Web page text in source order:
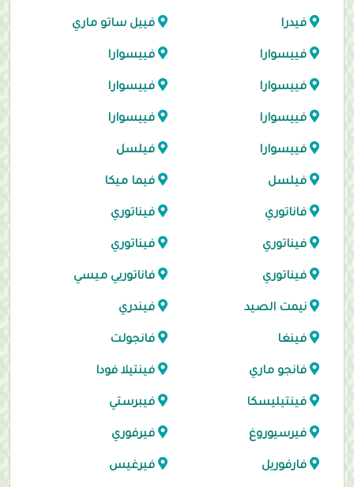
فيدرا فييل ساتو ماري
فييسوارا فييسوارا
فييسوارا فييسوارا
فييسوارا فييسوارا
فييسوارا فيلسل
فيلسل فيما ميكا
فاناتوري فيناتوري
فيناتوري فيناتوري
فيناتوري فاناتوريي ميسي
نيمت الصيد فيندري
فينغا فانجولت
فانجو ماري فينتيلا فودا
فينتيليسكا فيبرستي
فيرسيوروغ فيرفوري
فارفوريل فيرغيس